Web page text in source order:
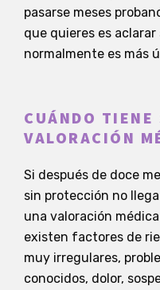
pasarse meses
que quieres es
normalmente es más
CUÁNDO
VALORACIÓN
Si después de doce
sin protección no
una valoración
existen factores de
muy irregulares,
conocidos, dolor,